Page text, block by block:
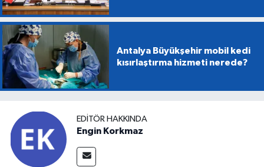
Antalya Büyükşehir mobil kedi
kısırlaştırma hizmeti nerede?
EDITÖR HAKKINDA
Engin Korkmaz